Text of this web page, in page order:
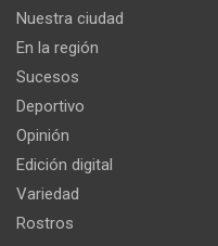
Nuestra ciudad
En la región
Sucesos
Deportivo
Opinión
Edición digital
Variedad
Rostros